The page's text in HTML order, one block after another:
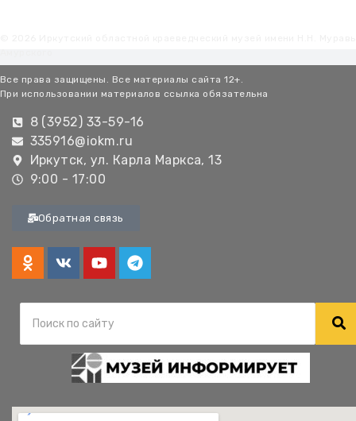
Все права защищены. Все материалы сайта 12+.
При использовании материалов ссылка обязательна
8 (3952) 33-59-16
335916@iokm.ru
Иркутск, ул. Карла Маркса, 13
9:00 - 17:00
Обратная связь